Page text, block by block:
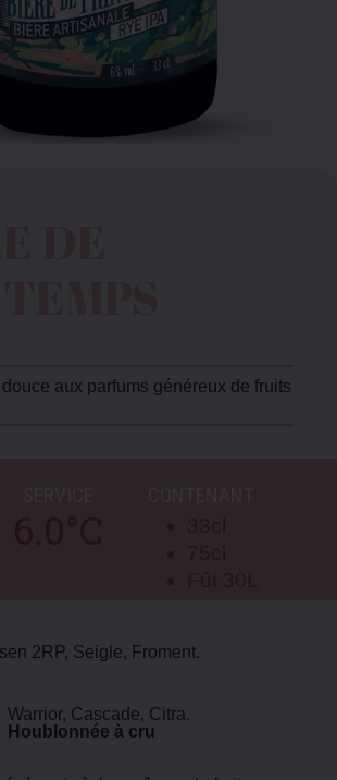
aux parfums généreux de fruits
2RP, Seigle, Froment.
Warrior, Cascade, Citra.
Houblonnée à cru